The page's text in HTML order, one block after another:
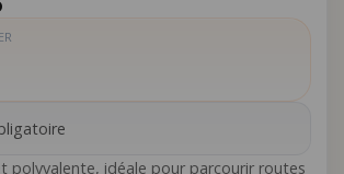
polyvalente, idéale pour parcourir routes